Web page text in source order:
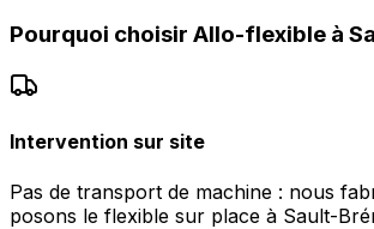
Pourquoi choisir Allo-flexible à
Intervention sur site
Pas de transport de machine : nous
posons le flexible sur place à Sault-